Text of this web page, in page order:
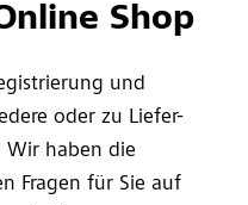
Shop
und
oder zu Liefer-
Wir haben die
Fragen für Sie auf